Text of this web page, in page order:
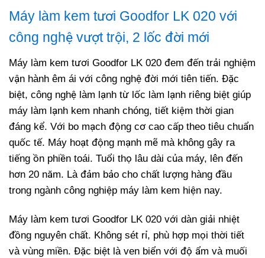
Máy làm kem tươi Goodfor LK 020 với
công nghệ vượt trội, 2 lốc đời mới
Máy làm kem tươi Goodfor LK 020 đem đến trải nghiệm
vận hành êm ái với công nghệ đời mới tiên tiến. Đặc
biệt, công nghệ làm lạnh từ lốc làm lạnh riêng biệt giúp
máy làm lạnh kem nhanh chóng, tiết kiệm thời gian
đáng kể. Với bo mạch động cơ cao cấp theo tiêu chuẩn
quốc tế. Máy hoạt động mạnh mẽ mà không gây ra
tiếng ồn phiền toái. Tuổi thọ lâu dài của máy, lên đến
hơn 20 năm. Là đảm bảo cho chất lượng hàng đầu
trong ngành công nghiệp máy làm kem hiện nay.
Máy làm kem tươi Goodfor LK 020 với dàn giải nhiệt
đồng nguyên chất. Không sét rỉ, phù hợp mọi thời tiết
và vùng miền. Đặc biệt là ven biển với độ ẩm và muối